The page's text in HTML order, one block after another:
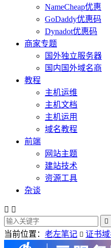
NameCheap优惠
GoDaddy优惠码
Dynadot优惠码
商家专题
国外独立服务器
国内国外域名商
教程
主机运维
主机文档
主机运用
域名教程
前端
网站主题
建站技术
资源工具
杂谈
 

当前位置： 老左笔记  证书